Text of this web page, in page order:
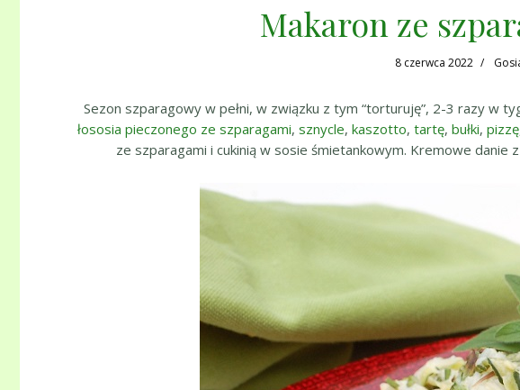
Makaron ze
8 czerwca 2022
Sezon szparagowy w pełni, w związku z tym “torturuję”, 2-3 razy w
łososia pieczonego ze szparagami, sznycle, kaszotto, tartę, bułki, pizzę
ze szparagami i cukinią w sosie śmietankowym. Kremowe danie